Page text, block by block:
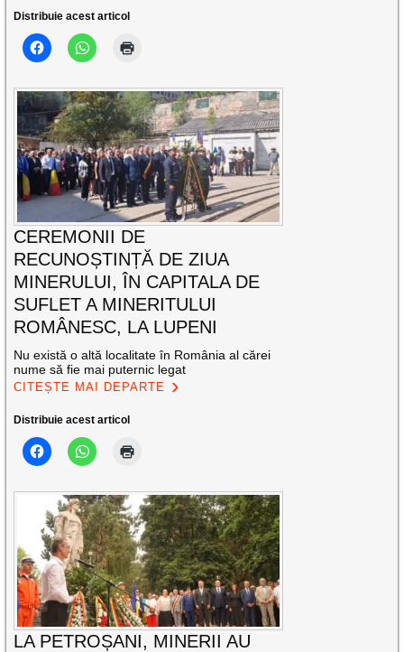
Distribuie acest articol
CEREMONII DE
RECUNOȘTINȚĂ DE ZIUA
MINERULUI, ÎN CAPITALA DE
SUFLET A MINERITULUI
ROMÂNESC, LA LUPENI
Nu există o altă localitate în România al cărei
nume să fie mai puternic legat
CITEȘTE MAI DEPARTE
Distribuie acest articol
LA PETROȘANI, MINERII AU